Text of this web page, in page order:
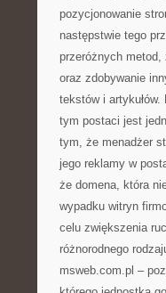
pozycjonowanie
następstwie tego
przeróżnych metod,
oraz zdobywanie
tekstów i
tym postaci jest
tym, że menadżer
jego reklamy w
że domena, która
wypadku witryn
celu zwiększenia
różnorodnego
msweb.com.pl –